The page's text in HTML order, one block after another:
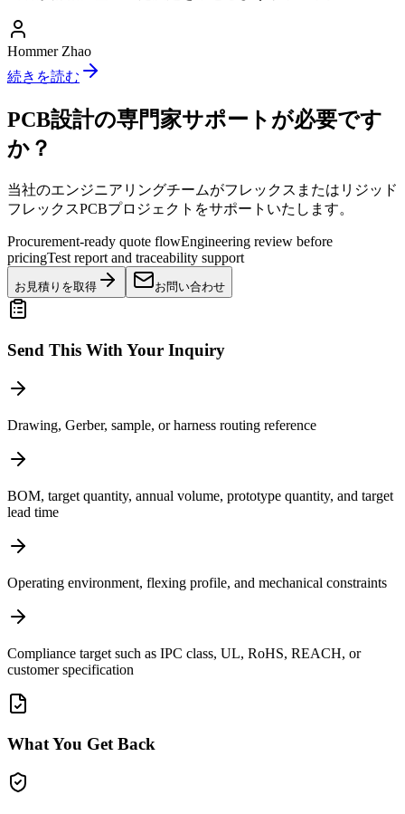
Hommer Zhao
続きを読む
PCB設計の専門家サポートが必要です
か？
当社のエンジニアリングチームがフレックスまたはリジッド
フレックスPCBプロジェクトをサポートいたします。
Procurement-ready quote flowEngineering review before
pricingTest report and traceability support
お見積りを取得 お問い合わせ
Send This With Your Inquiry
Drawing, Gerber, sample, or harness routing reference
BOM, target quantity, annual volume, prototype quantity, and target
lead time
Operating environment, flexing profile, and mechanical constraints
Compliance target such as IPC class, UL, RoHS, REACH, or
customer specification
What You Get Back